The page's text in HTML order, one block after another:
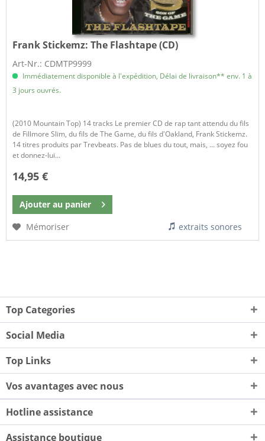
Frank Stickemz:The Flashtape (CD)
Art-Nr.: CDMTP9999
Immédiatement disponible à l'expédition, Délai de livraison** env. 1 à
3 jours ouvrés.
(2010 Mountain Top) 14 tracks Le premier CD de rap tant attendu du fils
de Fillmore Slim, du fils de The Game, du fils d'Oakland, Frank Stickemz.
14 titres produits par Trevbeats. Pas de blues du tout, mais, ... soyez fou
et donnez-lui...
14,95 €
Ajouter au panier
Mémoriser
extraits sonores
Top Categories
Social Media
Top Links
Vos avantages avec nous
Hotline assistance
Assistance boutique